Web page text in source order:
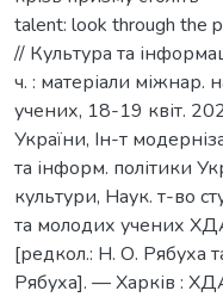
talent: look through the
// Культура та
ч. : матеріали міжнар.
учених, 18-19 квіт.
України, Ін-т
та інформ. політики
культури, Наук. т-во
та молодих учених
[редкол.: Н. О. Рябуха
Рябуха]. — Харків :